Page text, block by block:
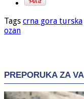
Tags crna gora turska
ozan